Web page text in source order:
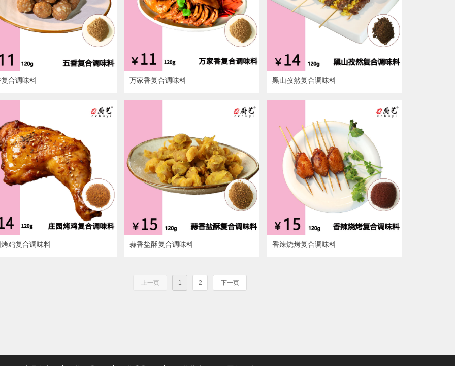
合调味料 万家香复合调味料 黑山孜然复合调味料
鸡复合调味料 蒜香盐酥复合调味料 香辣烧烤复合调味料
上一页 1 2 下一页